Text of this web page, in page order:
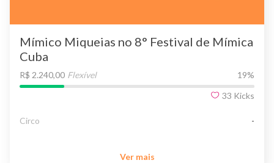
Mímico Miqueias no 8° Festival de Mímica
Cuba
R$ 2.240,00 Flexível 19%
33 Kicks
Circo -
Ver mais